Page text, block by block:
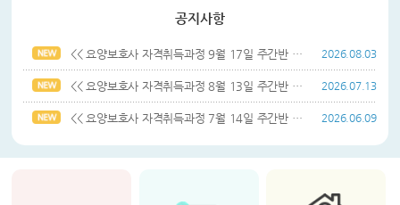
공지사항
<< 요양보호사 자격취득과정 9월 17일 주간반 개강안내 >> 2026.08.03
<< 요양보호사 자격취득과정 8월 13일 주간반 개강안내 >> 2026.07.13
<< 요양보호사 자격취득과정 7월 14일 주간반 개강 안내 >> 2026.06.09